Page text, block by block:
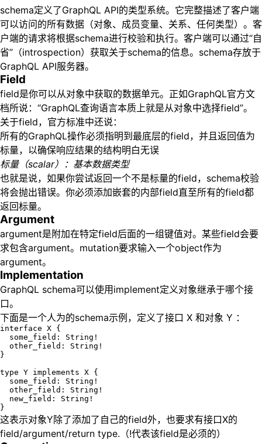
schema定义了GraphQL API的类型系统。它完整描述了客户端
可以访问的所有数据（对象、成员变量、关系、任何类型）。客
户端的请求将根据schema进行校验和执行。客户端可以通过“自
省”（introspection）获取关于schema的信息。schema存放于
GraphQL API服务器。
Field
field是你可以从对象中获取的数据单元。正如GraphQL官方文
档所说：“GraphQL查询语言本质上就是从对象中选择field”。
关于field，官方标准中还说：
所有的GraphQL操作必须指明到最底层的field，并且返回值为
标量，以确保响应结果的结构明白无误
标量（scalar）：基本数据类型
也就是说，如果你尝试返回一个不是标量的field，schema校验
将会抛出错误。你必须添加嵌套的内部field直至所有的field都
返回标量。
Argument
argument是附加在特定field后面的一组键值对。某些field会要
求包含argument。mutation要求输入一个object作为
argument。
Implementation
GraphQL schema可以使用implement定义对象继承于哪个接
口。
下面是一个人为的schema示例，定义了接口 X 和对象 Y ：
interface X {
  some_field: String!
  other_field: String!
}
type Y implements X {
  some_field: String!
  other_field: String!
  new_field: String!
这表示对象Y除了添加了自己的field外，也要求有接口X的
field/argument/return type.（!代表该field是必须的）